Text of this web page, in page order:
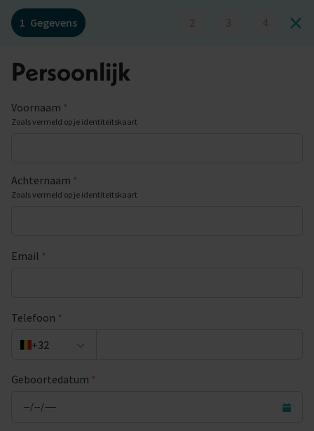
1 Gegevens 2 3 4
Persoonlijk
Voornaam *
Zoals vermeld op je identiteitskaart
Achternaam *
Zoals vermeld op je identiteitskaart
Email *
Telefoon *
+32
Geboortedatum *